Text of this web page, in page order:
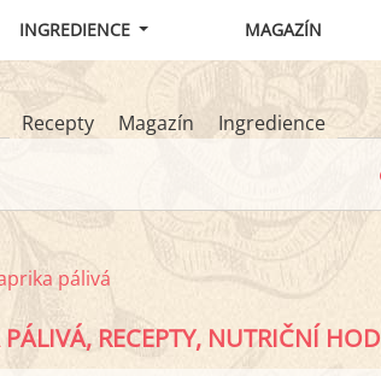
INGREDIENCE MAGAZÍN
Recepty Magazín Ingredience
pálivá
PÁLIVÁ, RECEPTY, NUTRIČNÍ